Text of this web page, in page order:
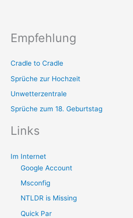
Empfehlung
Cradle to Cradle
Sprüche zur Hochzeit
Unwetterzentrale
Sprüche zum 18. Geburtstag
Links
Im Internet
Google Account
Msconfig
NTLDR is Missing
Quick Par